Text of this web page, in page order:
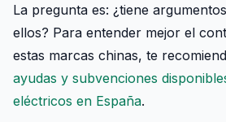
La pregunta es: ¿tiene
ellos? Para entender mejor el
estas marcas chinas, te
ayudas y subvenciones
eléctricos en España.